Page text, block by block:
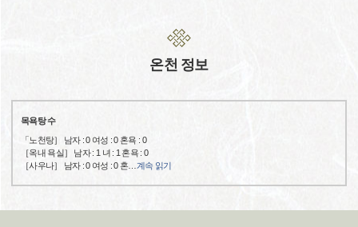
온천 정보
목욕탕 수
「노천탕］ 남자 : 0 여성 : 0 혼욕 : 0
［옥내 욕실］ 남자 : 1 녀 : 1 혼욕 : 0
［사우나］ 남자 : 0 여성 : 0 혼… 계속 읽기